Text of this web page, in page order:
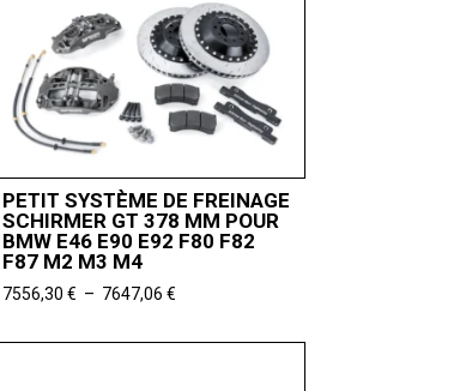
à
16078,99 €
PETIT SYSTÈME DE FREINAGE
SCHIRMER GT 378 MM POUR
BMW E46 E90 E92 F80 F82
F87 M2 M3 M4
7556,30€ – 7647,06€
prix :